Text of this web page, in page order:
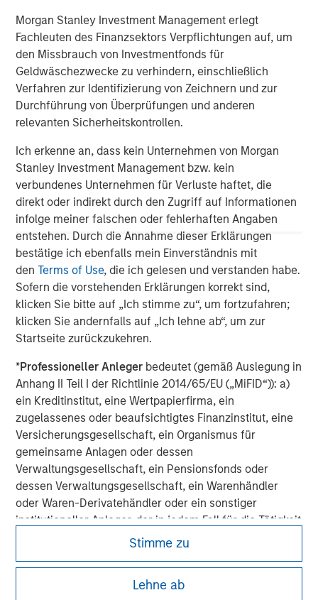
Morgan Stanley Investment Management erlegt
Fachleuten des Finanzsektors Verpflichtungen auf, um
den Missbrauch von Investmentfonds für
Geldwäschezwecke zu verhindern, einschließlich
Verfahren zur Identifizierung von Zeichnern und zur
Durchführung von Überprüfungen und anderen
relevanten Sicherheitskontrollen.
Ich erkenne an, dass kein Unternehmen von Morgan
Stanley Investment Management bzw. kein
verbundenes Unternehmen für Verluste haftet, die
direkt oder indirekt durch den Zugriff auf Informationen
infolge meiner falschen oder fehlerhaften Angaben
entstehen. Durch die Annahme dieser Erklärungen
bestätige ich ebenfalls mein Einverständnis mit
denTerms of Use, die ich gelesen und verstanden habe.
Sofern die vorstehenden Erklärungen korrekt sind,
klicken Sie bitte auf „Ich stimme zu“, um fortzufahren;
klicken Sie andernfalls auf „Ich lehne ab“, um zur
Startseite zurückzukehren.
*Professioneller Anleger bedeutet (gemäß Auslegung in
Anhang II Teil I der Richtlinie 2014/65/EU („MiFID“)): a)
ein Kreditinstitut, eine Wertpapierfirma, ein
zugelassenes oder beaufsichtigtes Finanzinstitut, eine
Versicherungsgesellschaft, ein Organismus für
gemeinsame Anlagen oder dessen
Verwaltungsgesellschaft, ein Pensionsfonds oder
dessen Verwaltungsgesellschaft, ein Warenhändler
oder Waren-Derivatehändler oder ein sonstiger
institutioneller Anleger, der in jedem Fall für die Tätigkeit
auf den Finanzmärkten zugelassen sein oder
das mindestens zwei der folgenden
Größenanforderungen auf Unternehmensbasis erfüllt: (i)
Stimme zu
Lehne ab
Management strives to provide outstanding long-term
investment performance, service, and a comprehensive
suite of investment management solutions to a diverse
client base, which includes governments, institutions,
corporations and individuals worldwide. For further
information about Morgan Stanley Investment
Management, please visitwww.morganstanley.com/im
About Morgan Stanley
Morgan Stanley (NYSE: MS) is a leading global financial
services firm providing a wide range of investment
banking, securities, wealth management and investment
management services. With offices in 41 countries, the
Firm's employees serve clients worldwide including
corporations, governments, institutions, and individuals.
For more information about Morgan Stanley, please visit
www.morganstanley.com .